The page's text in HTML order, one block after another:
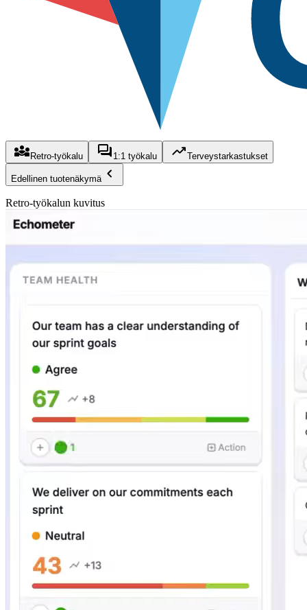
Retro-työkalu 1:1 työkalu Terveystarkastukset
Edellinen tuotenäkymä
Retro-työkalun kuvitus